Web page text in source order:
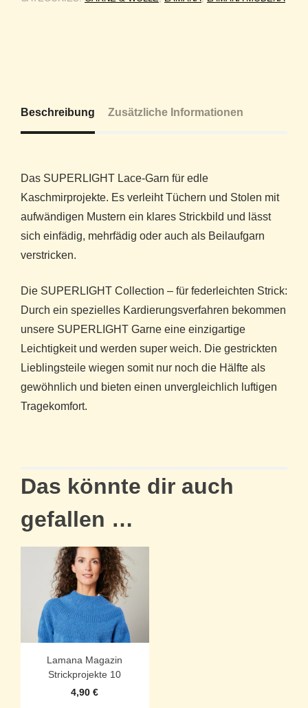
Beschreibung Zusätzliche Informationen
Das SUPERLIGHT Lace-Garn für edle
Kaschmirprojekte. Es verleiht Tüchern und Stolen mit
aufwändigen Mustern ein klares Strickbild und lässt
sich einfädig, mehrfädig oder auch als Beilaufgarn
verstricken.
Die SUPERLIGHT Collection – für federleichten Strick:
Durch ein spezielles Kardierungsverfahren bekommen
unsere SUPERLIGHT Garne eine einzigartige
Leichtigkeit und werden super weich. Die gestrickten
Lieblingsteile wiegen somit nur noch die Hälfte als
gewöhnlich und bieten einen unvergleichlich luftigen
Tragekomfort.
Das könnte dir auch
gefallen …
Lamana Magazin
Strickprojekte 10
4,90€